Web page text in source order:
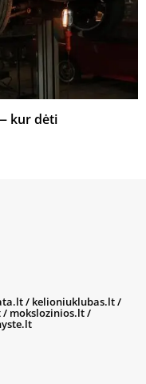
kur dėti
/ kelioniuklubas.lt/
/ mokslozinios.lt/